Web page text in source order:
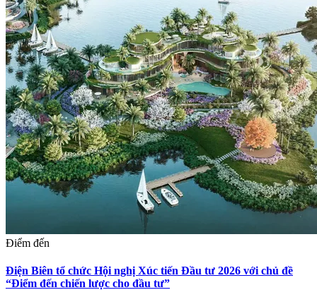
Điểm đến
Điện Biên tổ chức Hội nghị Xúc tiến Đầu tư 2026 với chủ đề
“Điểm đến chiến lược cho đầu tư”